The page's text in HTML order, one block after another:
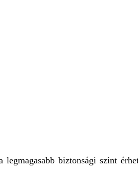
legmagasabb biztonsági szint